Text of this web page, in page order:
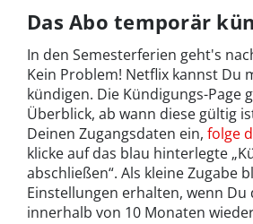
Das Abo temporär
In den Semesterferien geht's
Kein Problem! Netflix kannst Du
kündigen. Die Kündigungs-Page
Überblick, ab wann diese gültig
Deinen Zugangsdaten ein, folge
klicke auf das blau hinterlegte
abschließen“. Als kleine Zugabe
Einstellungen erhalten, wenn Du
innerhalb von 10 Monaten